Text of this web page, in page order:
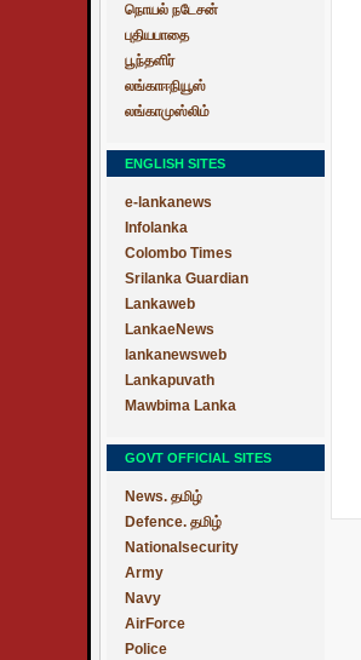
நொயல் நடேசன்
புதியபாதை
பூந்தளிர்
லங்காஈநியூஸ்
லங்காமுஸ்லிம்
ENGLISH SITES
e-lankanews
Infolanka
Colombo Times
Srilanka Guardian
Lankaweb
LankaeNews
lankanewsweb
Lankapuvath
Mawbima Lanka
GOVT OFFICIAL SITES
News. தமிழ்
Defence. தமிழ்
Nationalsecurity
Army
Navy
AirForce
Police